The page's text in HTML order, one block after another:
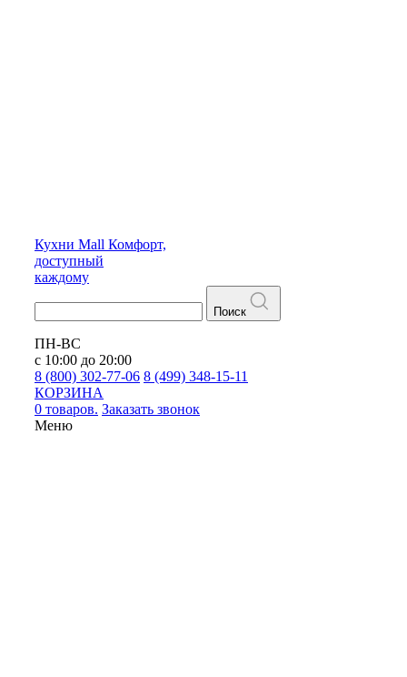
Кухни Mall Комфорт,
доступный
каждому
Поиск
ПН-ВС
с 10:00 до 20:00
8 (800) 302-77-06 8 (499) 348-15-11
КОРЗИНА
0 товаров. Заказать звонок
Меню